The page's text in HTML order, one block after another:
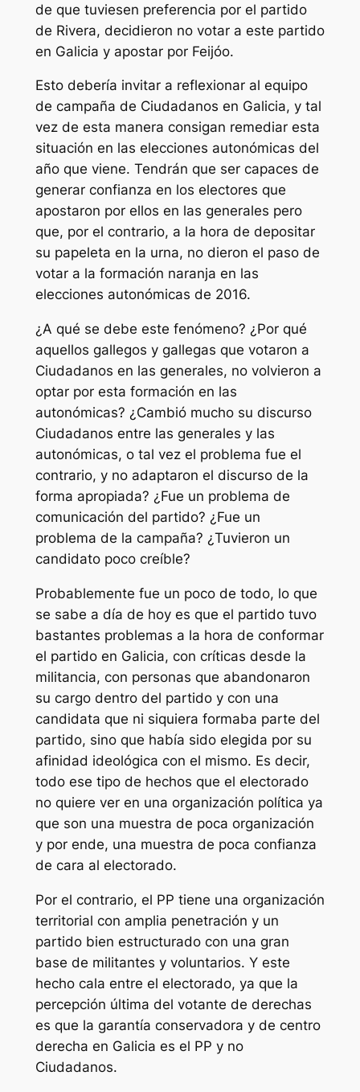
de que tuviesen preferencia por el partido
de Rivera, decidieron no votar a este partido
en Galicia y apostar por Feijóo.
Esto debería invitar a reflexionar al equipo
de campaña de Ciudadanos en Galicia, y tal
vez de esta manera consigan remediar esta
situación en las elecciones autonómicas del
año que viene. Tendrán que ser capaces de
generar confianza en los electores que
apostaron por ellos en las generales pero
que, por el contrario, a la hora de depositar
su papeleta en la urna, no dieron el paso de
votar a la formación naranja en las
elecciones autonómicas de 2016.
¿A qué se debe este fenómeno? ¿Por qué
aquellos gallegos y gallegas que votaron a
Ciudadanos en las generales, no volvieron a
optar por esta formación en las
autonómicas? ¿Cambió mucho su discurso
Ciudadanos entre las generales y las
autonómicas, o tal vez el problema fue el
contrario, y no adaptaron el discurso de la
forma apropiada? ¿Fue un problema de
comunicación del partido? ¿Fue un
problema de la campaña? ¿Tuvieron un
candidato poco creíble?
Probablemente fue un poco de todo, lo que
se sabe a día de hoy es que el partido tuvo
bastantes problemas a la hora de conformar
el partido en Galicia, con críticas desde la
militancia, con personas que abandonaron
su cargo dentro del partido y con una
candidata que ni siquiera formaba parte del
partido, sino que había sido elegida por su
afinidad ideológica con el mismo. Es decir,
todo ese tipo de hechos que el electorado
no quiere ver en una organización política ya
que son una muestra de poca organización
y por ende, una muestra de poca confianza
de cara al electorado.
Por el contrario, el PP tiene una organización
territorial con amplia penetración y un
partido bien estructurado con una gran
base de militantes y voluntarios. Y este
hecho cala entre el electorado, ya que la
percepción última del votante de derechas
es que la garantía conservadora y de centro
derecha en Galicia es el PP y no
Ciudadanos.